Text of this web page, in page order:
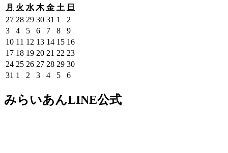
月 月
曜
日
火 火
曜
日
水 水
曜
日
木木
曜
日
金金
曜
日
土 土
曜
日
日
272026
年
7
月
27
日
282026
年
7
月
28
日
292026
年
7
月
29
日
302026
年
7
月
30
日
31 2026
年
7
月
31
日
1
2026
年
8
月
1
日
2
年
8
月
2
日
32026
年
8
月
3
日
42026
年
8
月
4
日
52026
年
8
月
5
日
62026
年
8
月
6
日
72026
年
8
月
7
日
82026
年
8
月
8
日
92026
年
8
月
9
日
102026
年
8
月
10
11 2026
年
8
月
11
12 2026
年
8
月
12
132026
年
8
月
13
142026
年
8
月
14
152026
年
8
月
15
162026
8
172026
年
8
日
182026
年
8
日
192026
年
8
日
202026
年
日
21 2026
年
8
日
22 2026
年
8
日
232026
年
日
242026
年
月
24
252026
年
25
262026
年
26
272026
年
月
27
282026
年
月
28
292026
年
29
302026
30
31 2026
月
1
2026
9
月
2 2026
9
月
32026
月
42026
9
月
52026
9
月
62026
9
月
みらいあんLINE公式